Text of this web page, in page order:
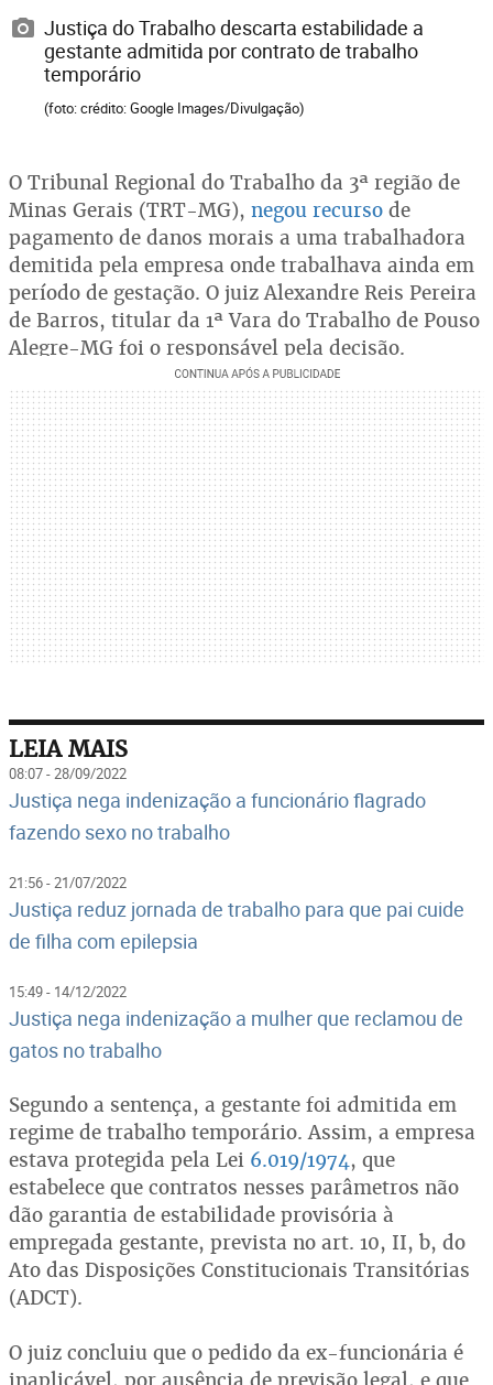
Justiça do Trabalho descarta estabilidade a
gestante admitida por contrato de trabalho
temporário
(foto: crédito: Google Images/Divulgação)
O Tribunal Regional do Trabalho da 3ª região de
Minas Gerais (TRT-MG), negou recurso de
pagamento de danos morais a uma trabalhadora
demitida pela empresa onde trabalhava ainda em
período de gestação. O juiz Alexandre Reis Pereira
de Barros, titular da 1ª Vara do Trabalho de Pouso
Alegre-MG foi o responsável pela decisão.
LEIA MAIS
08:07 - 28/09/2022
Justiça nega indenização a funcionário flagrado
fazendo sexo no trabalho
21:56 - 21/07/2022
Justiça reduz jornada de trabalho para que pai cuide
de filha com epilepsia
15:49 - 14/12/2022
Justiça nega indenização a mulher que reclamou de
gatos no trabalho
Segundo a sentença, a gestante foi admitida em
regime de trabalho temporário. Assim, a empresa
estava protegida pela Lei 6.019/1974, que
estabelece que contratos nesses parâmetros não
dão garantia de estabilidade provisória à
empregada gestante, prevista no art. 10, II, b, do
Ato das Disposições Constitucionais Transitórias
(ADCT).
O juiz concluiu que o pedido da ex-funcionária é
inaplicável, por ausência de previsão legal, e que